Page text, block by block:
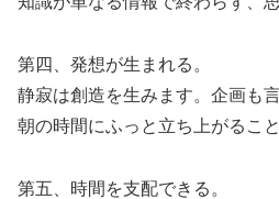
第四、発想が生まれる。
静寂は創造を生みます。企画も言
朝の時間にふっと立ち上がること
第五、時間を支配できる。